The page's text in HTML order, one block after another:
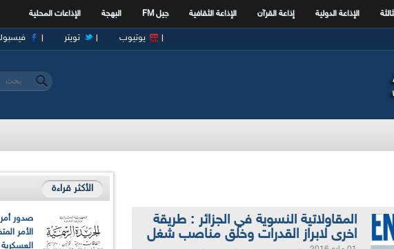
الإذاعة الدولية إذاعة القرآن الإذاعة الثقافية جيل FM البهجة الإذاعات المحلية
تويتر يوتيوب
‏بحث ‏
المقاولاتية النسوية في الجزائر : طريقة
اخرى لابراز القدرات وخلق مناصب شغل
الأكثر قراءة
صدور
الأمر
العسكرية